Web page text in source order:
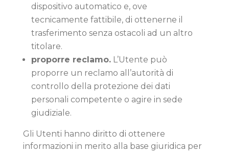
dispositivo automatico e, ove
tecnicamente fattibile, di ottenerne il
trasferimento senza ostacoli ad un altro
titolare.
proporre reclamo.L’Utente può
proporre un reclamo all’autorità di
controllo della protezione dei dati
personali competente o agire in sede
giudiziale.
Gli Utenti hanno diritto di ottenere
informazioni in merito alla base giuridica per